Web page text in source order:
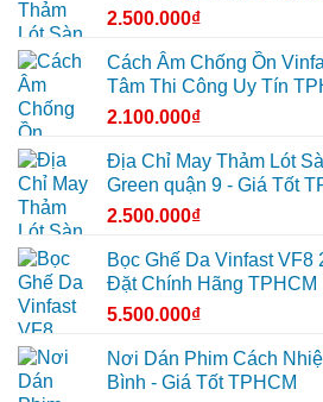
2.500.000₫
Cách Âm Chống Ồn
Tâm Thi Công Uy Tín
2.100.000₫
Địa Chỉ May Thảm Lót
Green quận 9 - Giá Tốt
2.500.000₫
Bọc Ghế Da Vinfast VF8
Đặt Chính Hãng TPHCM
5.500.000₫
Nơi Dán Phim Cách
Bình - Giá Tốt TPHCM